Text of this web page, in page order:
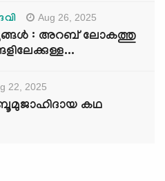
Aug 26, 2025
: അറബ് ലോകത്തു
22, 2025
കഥ